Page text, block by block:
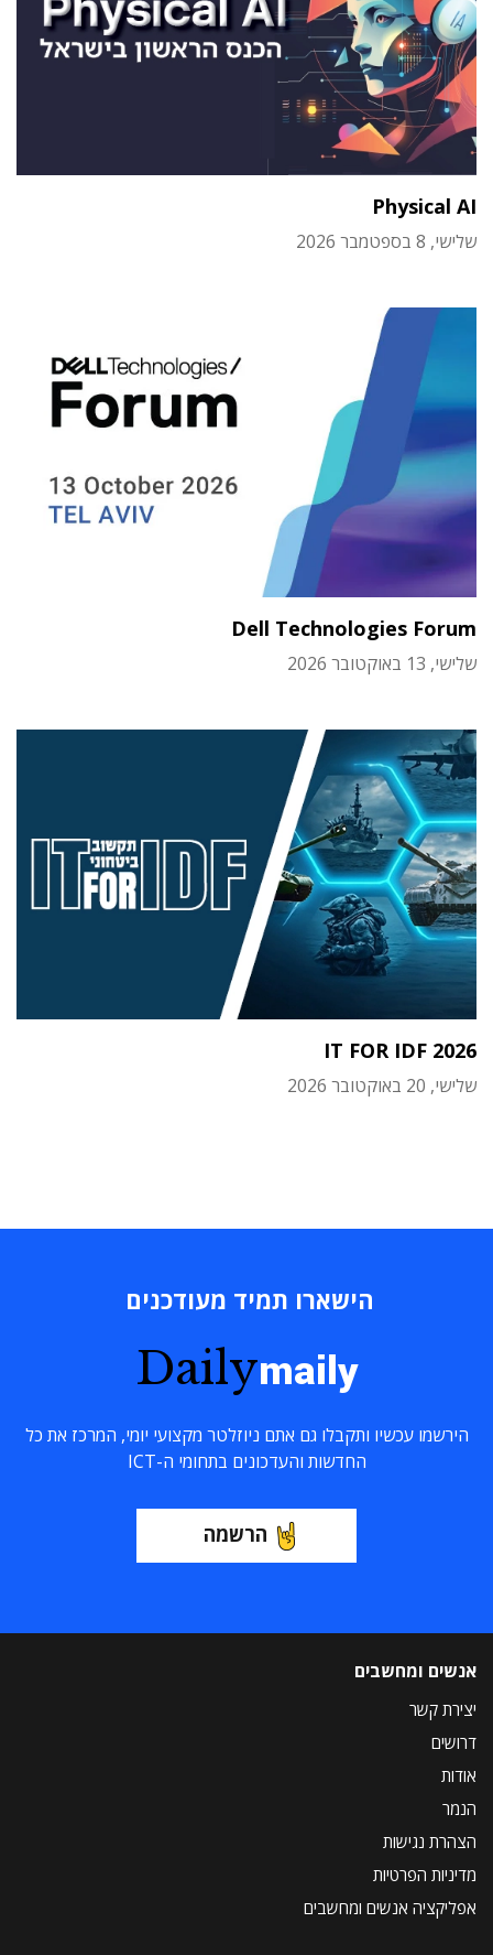
Physical AI
שלישי, 8 בספטמבר 2026
Dell Technologies Forum
שלישי, 13 באוקטובר 2026
IT FOR IDF 2026
שלישי, 20 באוקטובר 2026
הישארו תמיד מעודכנים
Dailymaily
הירשמו עכשיו ותקבלו גם אתם ניוזלטר מקצועי יומי, המרכז את כל
החדשות והעדכונים בתחומי ה-ICT
הרשמה
אנשים ומחשבים
יצירת קשר
דרושים
אודות
הנמר
הצהרת נגישות
מדיניות הפרטיות
אפליקציה אנשים ומחשבים